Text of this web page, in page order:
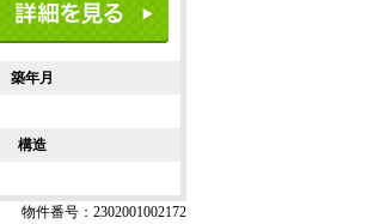
築年月
構造
物件番号：2302001002172